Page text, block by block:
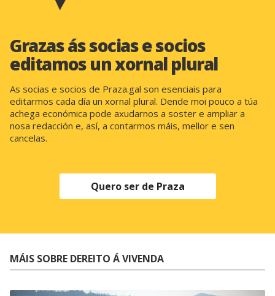
Grazas ás socias e socios
editamos un xornal plural
As socias e socios de Praza.gal son esenciais para
editarmos cada día un xornal plural. Dende moi pouco a túa
achega económica pode axudarnos a soster e ampliar a
nosa redacción e, así, a contarmos máis, mellor e sen
cancelas.
Quero ser de Praza
MÁIS SOBRE DEREITO Á VIVENDA